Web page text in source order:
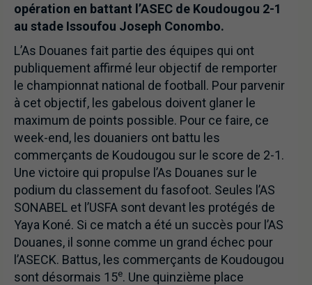
opération en battant l’ASEC de Koudougou 2-1
au stade Issoufou Joseph Conombo.
L’As Douanes fait partie des équipes qui ont
publiquement affirmé leur objectif de remporter
le championnat national de football. Pour parvenir
à cet objectif, les gabelous doivent glaner le
maximum de points possible. Pour ce faire, ce
week-end, les douaniers ont battu les
commerçants de Koudougou sur le score de 2-1.
Une victoire qui propulse l’As Douanes sur le
podium du classement du fasofoot. Seules l’AS
SONABEL et l’USFA sont devant les protégés de
Yaya Koné. Si ce match a été un succès pour l’AS
Douanes, il sonne comme un grand échec pour
l’ASECK. Battus, les commerçants de Koudougou
sont désormais 15e. Une quinzième place